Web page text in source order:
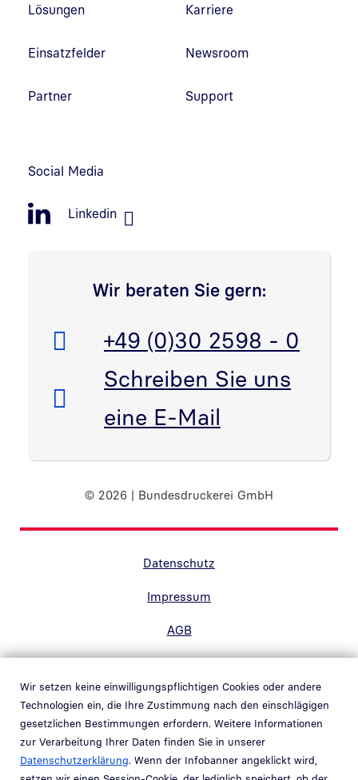
Wir setzen keine einwilligungspflichtigen Cookies oder andere
Technologien ein, die Ihre Zustimmung nach den einschlägigen
gesetzlichen Bestimmungen erfordern. Weitere Informationen
zur Verarbeitung Ihrer Daten finden Sie in unserer
Datenschutzerklärung. Wenn der Infobanner angeklickt wird,
Lösungen
Einsatzfelder
Partner
Karriere
Newsroom
Support
Social Media
Linkedin
Wir beraten Sie gern:
Telefon:
+49 (0)30 2598 - 0
E-Mail:
Schreiben Sie uns
eine E-Mail
© 2026 | Bundesdruckerei GmbH
Datenschutz
Impressum
AGB
Kontakt
Hinweisgebersystem
Link in neuem Fenster öffnen
Whistleblower system